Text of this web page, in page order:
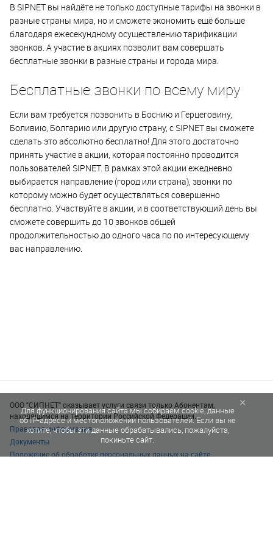
В SIPNET вы найдёте не только доступные тарифы на звонки в
разные страны мира, но и сможете экономить ещё больше
благодаря ежесекундному осуществлению тарификации
звонков. А участие в акциях позволит вам совершать
бесплатные звонки в разные страны и города мира.
Бесплатные звонки по всему миру
Если вам требуется позвонить в Боснию и Герцеговину,
Боливию, Болгарию или другую страну, с SIPNET вы сможете
сделать это абсолютно бесплатно! Для этого достаточно
принять участие в акции, которая постоянно проводится
пользователей SIPNET. В рамках этой акции ежедневно
выбирается направление (город или страна), звонки по
которому можно будет осуществляться совершенно
бесплатно. Участвуйте в акции, и в соответствующий день вы
сможете совершить до 10 звонков общей
продолжительностью до одного часа по по интересующему
вас направлению.
ООО "СИПНЕТ" оказывает услуги связи только Абонентам,
находящимся на территории Российской Федерации.
Правовая информация
Документы
Положение об обработке персональных данных на сайте
Для функционирования сайта мы собираем cookie, данные
об IP-адресе и местоположении пользователей. Если вы не
хотите, чтобы эти данные обрабатывались, пожалуйста,
покиньте сайт.
×